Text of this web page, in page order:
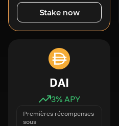
Stake now
DAI
3% APY
Premières récompenses
sous